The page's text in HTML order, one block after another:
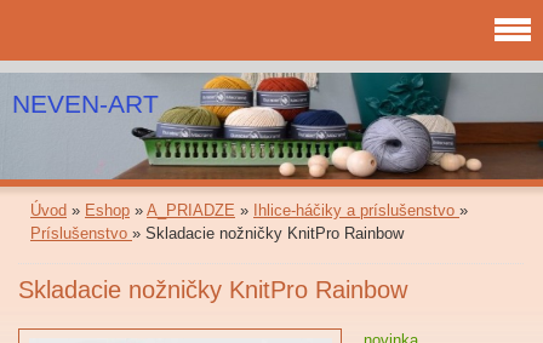
NEVEN-ART
Úvod » Eshop » A_PRIADZE » Ihlice-háčiky a príslušenstvo »
Príslušenstvo » Skladacie nožničky KnitPro Rainbow
Skladacie nožničky KnitPro Rainbow